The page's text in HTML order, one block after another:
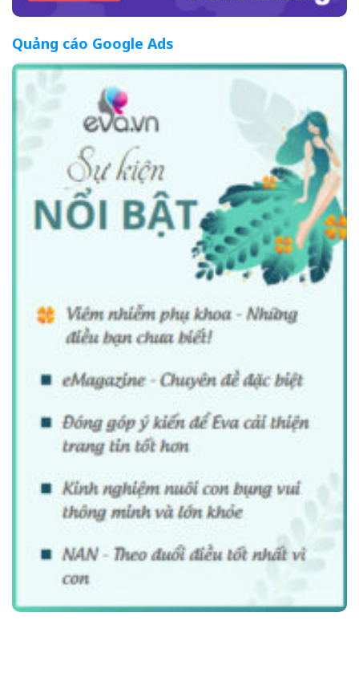
Quảng cáo Google Ads